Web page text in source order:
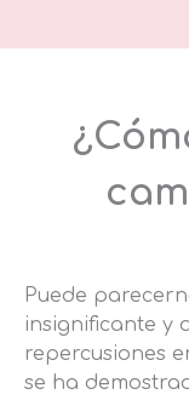
Puede
insignificante y
repercusiones
se ha